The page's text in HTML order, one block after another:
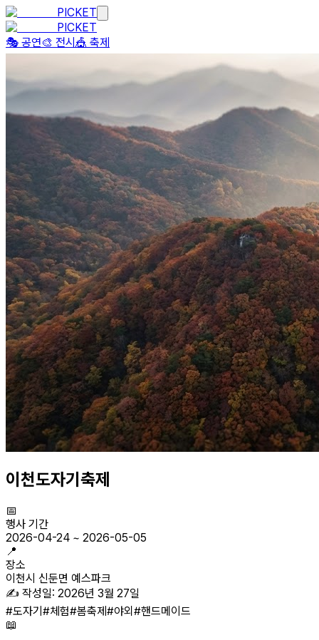
PICKET
PICKET
🎭 공연🎨 전시 🎪 축제
이천도자기축제
📅
행사 기간
2026-04-24 ~ 2026-05-05
📍
장소
이천시 신둔면 예스파크
✍️ 작성일: 2026년 3월 27일
#도자기#체험#봄축제#야외 #핸드메이드
📖